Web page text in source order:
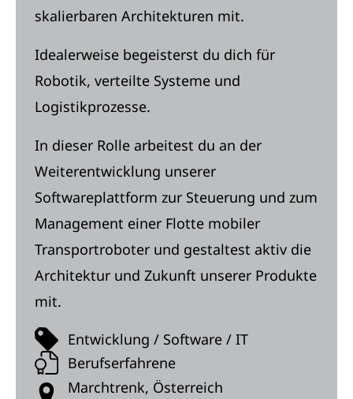
skalierbaren Architekturen mit.
Idealerweise begeisterst du dich für
Robotik, verteilte Systeme und
Logistikprozesse.
In dieser Rolle arbeitest du an der
Weiterentwicklung unserer
Softwareplattform zur Steuerung und zum
Management einer Flotte mobiler
Transportroboter und gestaltest aktiv die
Architektur und Zukunft unserer Produkte
mit.
Entwicklung / Software / IT
Berufserfahrene
Marchtrenk, Österreich